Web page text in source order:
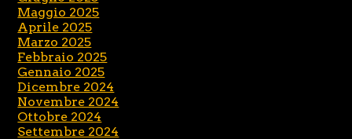
Maggio 2025
Aprile 2025
Marzo 2025
Febbraio 2025
Gennaio 2025
Dicembre 2024
Novembre 2024
Ottobre 2024
Settembre 2024